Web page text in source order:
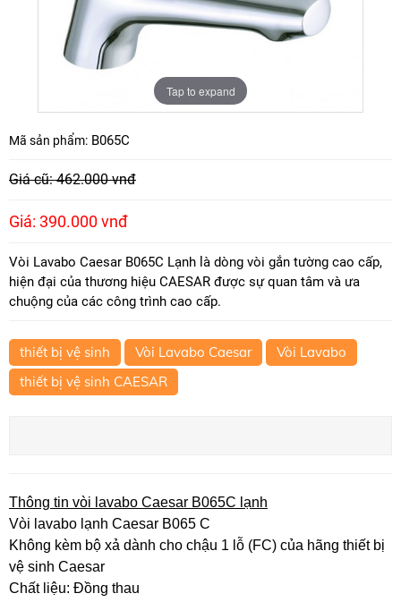
Tap to expand
Mã sản phẩm: B065C
Giá cũ: 462.000 vnđ
Giá: 390.000 vnđ
Vòi Lavabo Caesar B065C Lạnh là dòng vòi gắn tường cao cấp,
hiện đại của thương hiệu CAESAR được sự quan tâm và ưa
chuộng của các công trình cao cấp.
thiết bị vệ sinh Vòi Lavabo Caesar
Vòi Lavabo
thiết bị vệ sinh CAESAR
Thông tin vòi lavabo Caesar B065C lạnh
Vòi lavabo lạnh Caesar B065 C
Không kèm bộ xả dành cho chậu 1 lỗ (FC) của hãng thiết bị
vệ sinh Caesar
Chất liệu: Đồng thau